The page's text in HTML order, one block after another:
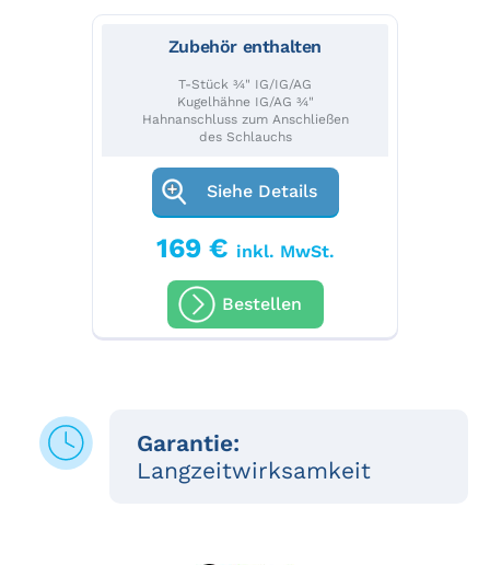
Zubehör enthalten
T-Stück ¾" IG/IG/AG
Kugelhähne IG/AG ¾"
Hahnanschluss zum Anschließen
des Schlauchs
Siehe Details
169 € inkl. MwSt.
Bestellen
Garantie:
Langzeitwirksamkeit